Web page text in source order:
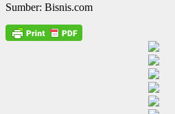
Sumber: Bisnis.com